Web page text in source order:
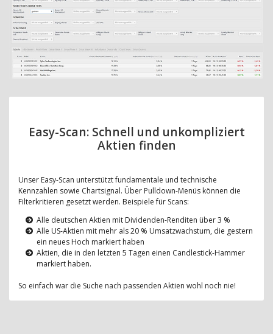
Easy-Scan: Schnell und unkompliziert
Aktien finden
Unser Easy-Scan unterstützt fundamentale und technische
Kennzahlen sowie Chartsignal. Über Pulldown-Menüs können die
Filterkritieren gesetzt werden. Beispiele für Scans:
Alle deutschen Aktien mit Dividenden-Renditen über 3 %
Alle US-Aktien mit mehr als 20 % Umsatzwachstum, die gestern
ein neues Hoch markiert haben
Aktien, die in den letzten 5 Tagen einen Candlestick-Hammer
markiert haben.
So einfach war die Suche nach passenden Aktien wohl noch nie!